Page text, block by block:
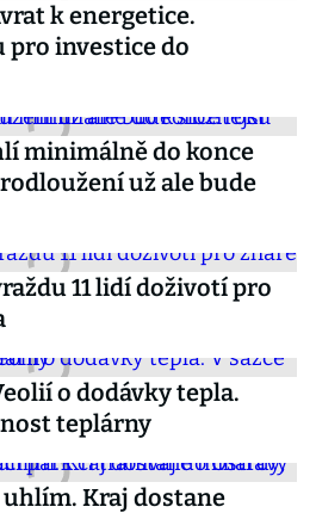
k energetice.
pro investice do
minimálně do konce
už ale bude
11 lidí doživotí pro
o dodávky tepla.
teplárny
Kraj dostane